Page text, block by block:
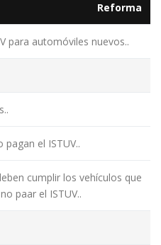
Reforma
para automóviles nuevos..
pagan el ISTUV..
cumplir los vehículos que
paar el ISTUV..